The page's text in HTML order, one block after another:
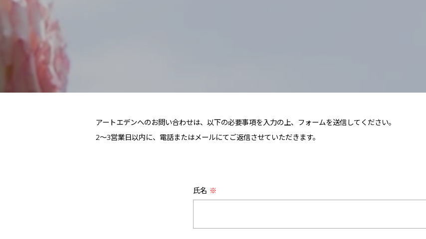
アートエデンへのお問い合わせは、以下の必要事項を入力の上、フォームを送信してください。
2～3営業日以内に、電話またはメールにてご返信させていただきます。
氏名 ※